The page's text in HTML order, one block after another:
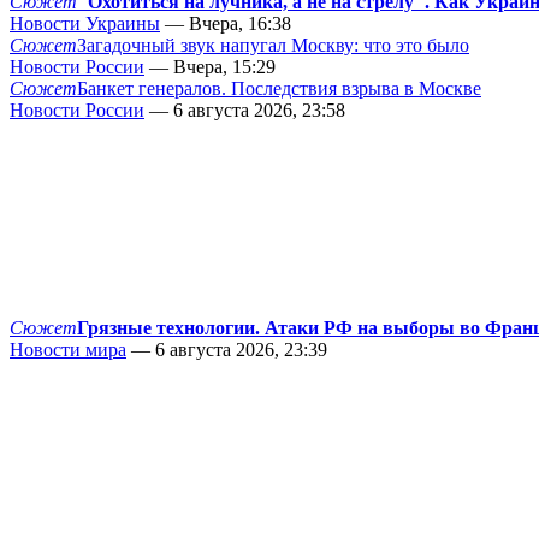
Новости Украины — Вчера, 16:38
СюжетЗагадочный звук напугал Москву: что это было
Новости России — Вчера, 15:29
СюжетБанкет генералов. Последствия взрыва в Москве
Новости России — 6 августа 2026, 23:58
СюжетГрязные технологии. Атаки РФ на выборы во
Новости мира — 6 августа 2026, 23:39